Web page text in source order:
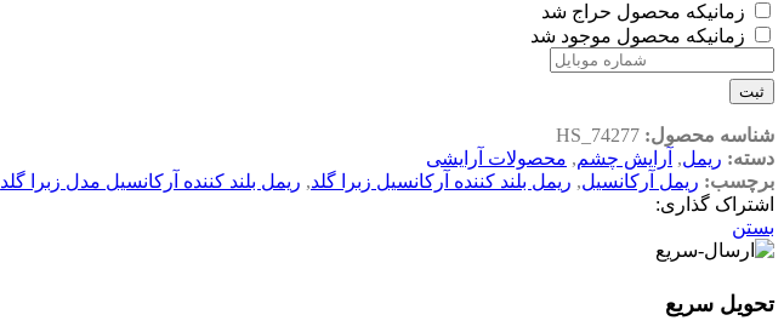
زمانیکه محصول حراج شد
زمانیکه محصول موجود شد
ثبت
شناسه محصول: HS_74277
دسته: ریمل, آرایش چشم, محصولات آرایشی
برچسب: ریمل آرکانسیل, ریمل بلند کننده آرکانسیل زبرا گلد, ریمل بلند کننده آرکانسیل مدل زبرا گلد
اشتراک گذاری:
بستن
تحویل سریع